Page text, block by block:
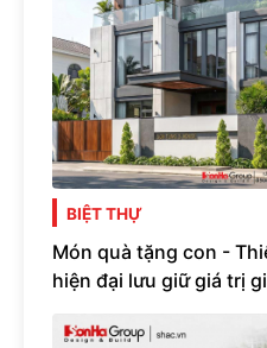
BIỆT THỰ
Món quà tặng con -
hiện đại lưu giữ giá trị